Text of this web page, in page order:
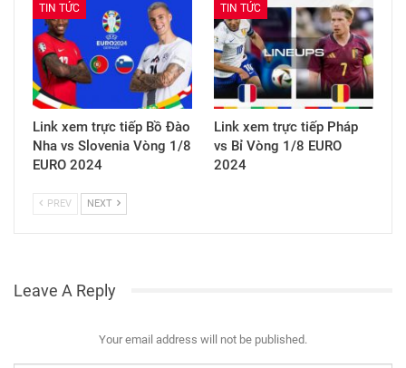
TIN TỨC
Link xem trực tiếp Bồ Đào
Nha vs Slovenia Vòng 1/8
EURO 2024
TIN TỨC
Link xem trực tiếp Pháp
vs Bỉ Vòng 1/8 EURO
2024
PREV NEXT
Leave A Reply
Your email address will not be published.